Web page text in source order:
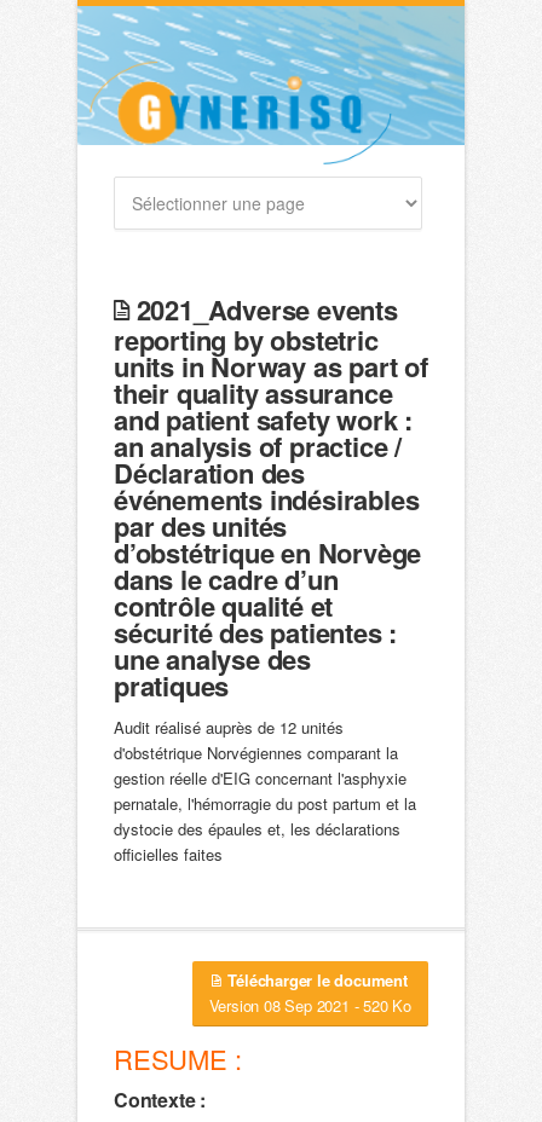
2021_Adverse events
reporting by obstetric
units in Norway as part of
their quality assurance
and patient safety work :
an analysis of practice /
Déclaration des
événements indésirables
par des unités
d’obstétrique en Norvège
dans le cadre d’un
contrôle qualité et
sécurité des patientes :
une analyse des
pratiques
Audit réalisé auprès de 12 unités
d'obstétrique Norvégiennes comparant la
gestion réelle d'EIG concernant l'asphyxie
pernatale, l'hémorragie du post partum et la
dystocie des épaules et, les déclarations
officielles faites
Télécharger le document
Version 08 Sep 2021 - 520 Ko
RESUME :
Contexte :